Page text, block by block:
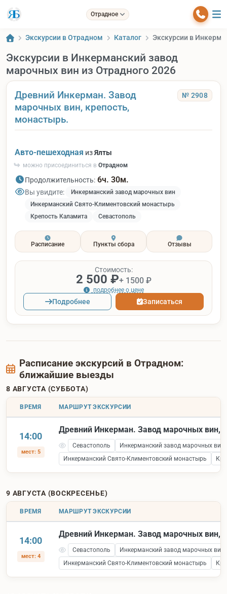
Отрадное
Экскурсии в Отрадном Каталог Экскурсии в
Экскурсии в Инкерманский завод
марочных вин из Отрадного 2026
Древний Инкерман. Завод
марочных вин, крепость,
монастырь.
№ 2908
Авто-пешеходная изЯлты
можно присоединиться в Отрадном
Продолжительность: 6ч. 30м.
Вы увидите:
Инкерманский завод марочных вин
Инкерманский Свято-Климентовский монастырь
Крепость Каламита
Севастополь
Расписание Пункты сбора Отзывы
Стоимость:
2 500 ₽+ 1500 ₽
подробнее о цене
Подробнее Записаться
Расписание экскурсий в Отрадном:
ближайшие выезды
8 АВГУСТА (СУББОТА)
ВРЕМЯ МАРШРУТ ЭКСКУРСИИ
14:00
мест: 5
Древний Инкерман. Завод марочных вин,
Севастополь
Инкерманский завод марочных вин
Инкерманский Свято-Климентовский монастырь
9 АВГУСТА (ВОСКРЕСЕНЬЕ)
ВРЕМЯ МАРШРУТ ЭКСКУРСИИ
14:00
мест: 4
Древний Инкерман. Завод марочных вин,
Севастополь
Инкерманский завод марочных вин
Инкерманский Свято-Климентовский монастырь